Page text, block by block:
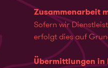
Zusammenarbeit
Sofern wir
erfolgt dies auf
Übermittlungen